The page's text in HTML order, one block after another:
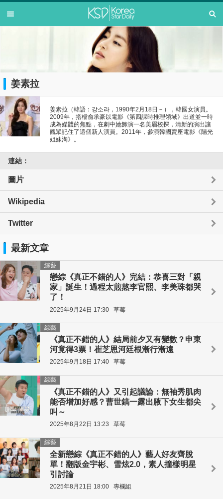
姜素拉
姜素拉（韓語：강소라，1990年2月18日－），韓國女演員。
2009年，搭檔俞承豪以電影《第四課時推理領域》出道並一時
成為媒體的焦點，在劇中她飾演一名美眉校探，清新的演出讓
觀眾記住了這個新人演員。2011年，參演韓國賣座電影《陽光
姐妹淘》。
連結：
圖片
Wikipedia
Twitter
最新文章
戀綜《真正不錯的人》完結：恭喜三對「親
家」誕生！過程太煎熬李官熙、李美珠都哭
了！
綜藝
2025年9月24日 17:30 草莓
《真正不錯的人》結局前夕又有變數？申東
河竟得3票！崔芝恩河廷根漸行漸遠
綜藝
2025年9月18日 17:40 草莓
《真正不錯的人》又引起議論：無袖秀肌肉
能否增加好感？曹世鎬一露出腋下女生都尖
叫～
綜藝
2025年8月22日 13:23 草莓
全新戀綜《真正不錯的人》藝人好友齊脫
單！翻版金宇彬、雪炫2.0，素人撞樣明星
引討論
綜藝
2025年8月21日 18:00 專欄組